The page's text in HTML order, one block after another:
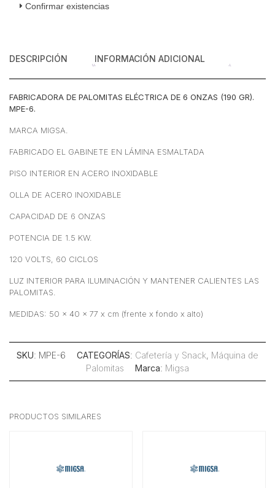
Acero
cantidad
Confirmar existencias
DESCRIPCIÓN INFORMACIÓN ADICIONAL
FABRICADORA DE PALOMITAS ELÉCTRICA DE 6 ONZAS (190 GR).
MPE-6.
MARCA MIGSA.
FABRICADO EL GABINETE EN LÁMINA ESMALTADA
PISO INTERIOR EN ACERO INOXIDABLE
OLLA DE ACERO INOXIDABLE
CAPACIDAD DE 6 ONZAS
POTENCIA DE 1.5 KW.
120 VOLTS, 60 CICLOS
LUZ INTERIOR PARA ILUMINACIÓN Y MANTENER CALIENTES LAS
PALOMITAS.
MEDIDAS: 50 x 40 x 77 x cm (frente x fondo x alto)
SKU: MPE-6 CATEGORÍAS: Cafetería y Snack, Máquina de
Palomitas
Marca: Migsa
PRODUCTOS SIMILARES